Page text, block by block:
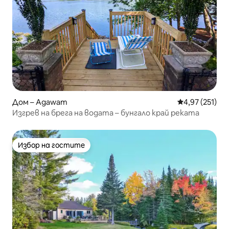
Дом – Agawam Средна
4,97 (251)
Изгрев на брега на водата – бунгало край реката
Избор на гостите
Избор на гостите